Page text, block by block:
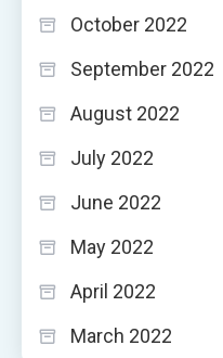
October 2022
September 2022
August 2022
July 2022
June 2022
May 2022
April 2022
March 2022